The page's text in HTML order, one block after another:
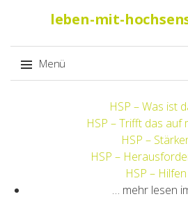
leben-mit-
Menü
HSP – Was ist
HSP – Trifft das auf
HSP –
HSP –
HSP – Hilfen
… mehr lesen